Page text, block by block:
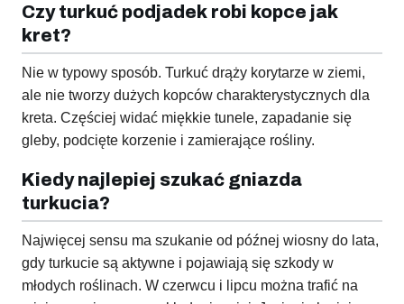
Czy turkuć podjadek robi kopce jak
kret?
Nie w typowy sposób. Turkuć drąży korytarze w ziemi,
ale nie tworzy dużych kopców charakterystycznych dla
kreta. Częściej widać miękkie tunele, zapadanie się
gleby, podcięte korzenie i zamierające rośliny.
Kiedy najlepiej szukać gniazda
turkucia?
Najwięcej sensu ma szukanie od późnej wiosny do lata,
gdy turkucie są aktywne i pojawiają się szkody w
młodych roślinach. W czerwcu i lipcu można trafić na